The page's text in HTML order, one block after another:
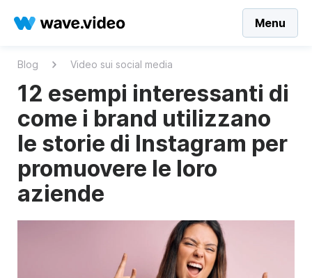
Menu
Blog Video sui social media
12 esempi interessanti di
come i brand utilizzano
le storie di Instagram per
promuovere le loro
aziende